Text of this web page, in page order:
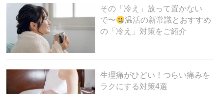
その「冷え」放って置かない
で〜
温活の新常識とおすすめ
の「冷え」対策をご紹介
生理痛がひどい！つらい痛みを
ラクにする対策4選